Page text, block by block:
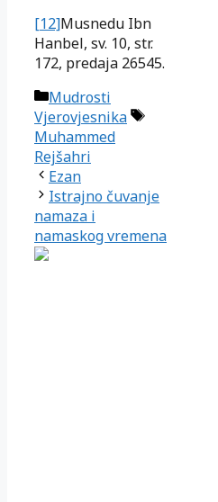
[12]Musnedu Ibn
Hanbel, sv. 10, str.
172, predaja 26545.
Kategorije
Mudrosti
Vjerovjesnika
Oznake
Muhammed
Rejšahri
Ezan
Istrajno čuvanje
namaza i
namaskog vremena